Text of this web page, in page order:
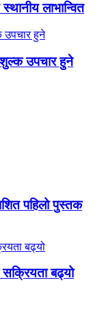
लाभान्वित
उपचार हुने
पहिलो पुस्तक
बढ्यो